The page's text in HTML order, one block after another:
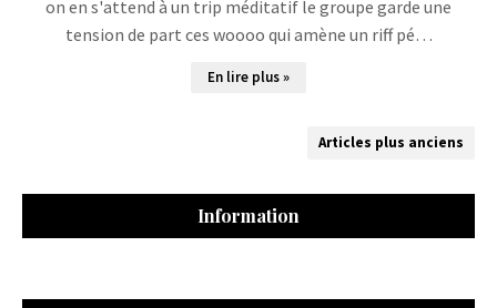
on en s'attend à un trip méditatif le groupe garde une
tension de part ces woooo qui amène un riff pé…
En lire plus »
Articles plus anciens
Information